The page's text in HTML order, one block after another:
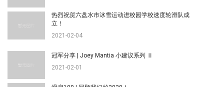
热烈祝贺六盘水市冰雪运动进校园学校速度轮滑队成
立！
2021-02-04
冠军分享 | Joey Mantia 小建议系列 Ⅱ
2021-02-01